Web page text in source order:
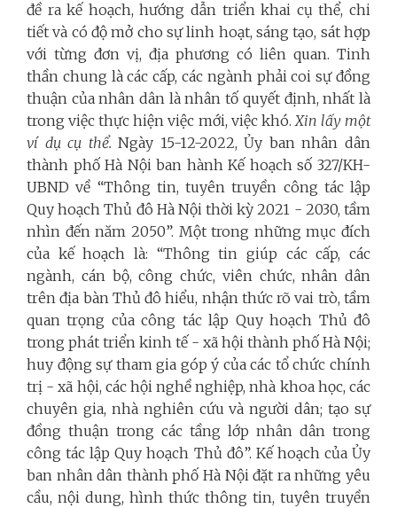
đề ra kế hoạch, hướng dẫn triển khai cụ thể, chi
tiết và có độ mở cho sự linh hoạt, sáng tạo, sát hợp
với từng đơn vị, địa phương có liên quan. Tinh
thần chung là các cấp, các ngành phải coi sự đồng
thuận của nhân dân là nhân tố quyết định, nhất là
trong việc thực hiện việc mới, việc khó.Xin lấy một
ví dụ cụ thể.Ngày 15-12-2022, Ủy ban nhân dân
thành phố Hà Nội ban hành Kế hoạch số 327/KH-
UBND về “Thông tin, tuyên truyền công tác lập
Quy hoạch Thủ đô Hà Nội thời kỳ 2021 - 2030, tầm
nhìn đến năm 2050”. Một trong những mục đích
của kế hoạch là: “Thông tin giúp các cấp, các
ngành, cán bộ, công chức, viên chức, nhân dân
trên địa bàn Thủ đô hiểu, nhận thức rõ vai trò, tầm
quan trọng của công tác lập Quy hoạch Thủ đô
trong phát triển kinh tế - xã hội thành phố Hà Nội;
huy động sự tham gia góp ý của các tổ chức chính
trị - xã hội, các hội nghề nghiệp, nhà khoa học, các
chuyên gia, nhà nghiên cứu và người dân; tạo sự
đồng thuận trong các tầng lớp nhân dân trong
công tác lập Quy hoạch Thủ đô”. Kế hoạch của Ủy
ban nhân dân thành phố Hà Nội đặt ra những yêu
cầu, nội dung, hình thức thông tin, tuyên truyền